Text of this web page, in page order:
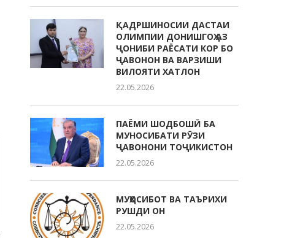
ҚАДРШИНОСИИ ДАСТАИ
ОЛИМПИИ ДОНИШГОҲ АЗ
ҶОНИБИ РАЁСАТИ КОР БО
ҶАВОНОН ВА ВАРЗИШИ
ВИЛОЯТИ ХАТЛОН
22.05.2026
ПАЁМИ ШОДБОШӢ БА
МУНОСИБАТИ РӮЗИ
ҶАВОНОНИ ТОҶИКИСТОН
22.05.2026
МУҲОСИБОТ ВА ТАЪРИХИ
РУШДИ ОН
22.05.2026